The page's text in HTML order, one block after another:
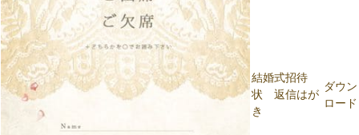
結婚式招待
状 返信はが
き
ダウン
ロード